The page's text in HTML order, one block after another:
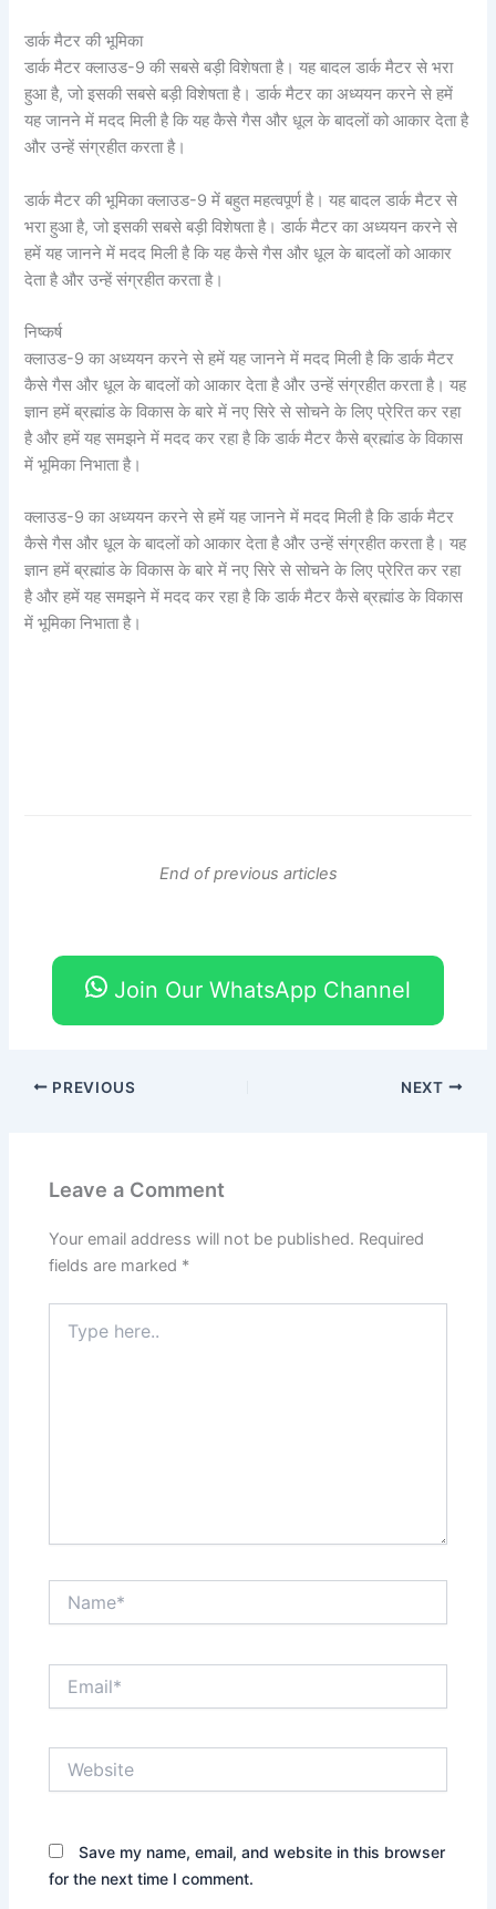
डार्क मैटर की भूमिका
डार्क मैटर क्लाउड-9 की सबसे बड़ी विशेषता है। यह बादल डार्क मैटर से भरा
हुआ है, जो इसकी सबसे बड़ी विशेषता है। डार्क मैटर का अध्ययन करने से हमें
यह जानने में मदद मिली है कि यह कैसे गैस और धूल के बादलों को आकार देता है
और उन्हें संग्रहीत करता है।
डार्क मैटर की भूमिका क्लाउड-9 में बहुत महत्वपूर्ण है। यह बादल डार्क मैटर से
भरा हुआ है, जो इसकी सबसे बड़ी विशेषता है। डार्क मैटर का अध्ययन करने से
हमें यह जानने में मदद मिली है कि यह कैसे गैस और धूल के बादलों को आकार
देता है और उन्हें संग्रहीत करता है।
निष्कर्ष
क्लाउड-9 का अध्ययन करने से हमें यह जानने में मदद मिली है कि डार्क मैटर
कैसे गैस और धूल के बादलों को आकार देता है और उन्हें संग्रहीत करता है। यह
ज्ञान हमें ब्रह्मांड के विकास के बारे में नए सिरे से सोचने के लिए प्रेरित कर रहा
है और हमें यह समझने में मदद कर रहा है कि डार्क मैटर कैसे ब्रह्मांड के विकास
में भूमिका निभाता है।
क्लाउड-9 का अध्ययन करने से हमें यह जानने में मदद मिली है कि डार्क मैटर
कैसे गैस और धूल के बादलों को आकार देता है और उन्हें संग्रहीत करता है। यह
ज्ञान हमें ब्रह्मांड के विकास के बारे में नए सिरे से सोचने के लिए प्रेरित कर रहा
है और हमें यह समझने में मदद कर रहा है कि डार्क मैटर कैसे ब्रह्मांड के विकास
में भूमिका निभाता है।
End of previous articles
Join Our WhatsApp Channel
PREVIOUS NEXT
Leave a Comment
Your email address will not be published. Required
fields are marked *
here..
Save my name, email, and website in this browser
for the next time I comment.